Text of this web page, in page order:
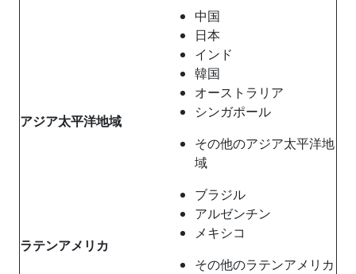
アジア太平洋地域
中国
日本
インド
韓国
オーストラリア
シンガポール
その他のアジア太平洋地
域
ラテンアメリカ
ブラジル
アルゼンチン
メキシコ
その他のラテンアメリカ